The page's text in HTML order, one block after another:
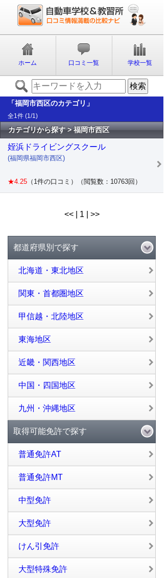
ホーム 口コミ一覧 学校一覧
「福岡市西区のカテゴリ」
全1件 (1/1)
カテゴリから探す > 福岡市西区
姪浜ドライビングスクール
(福岡県福岡市西区)
★4.25 （1件の口コミ）（閲覧数：10763回）
<< | 1 | >>
都道府県別で探す
北海道・東北地区
関東・首都圏地区
甲信越・北陸地区
東海地区
近畿・関西地区
中国・四国地区
九州・沖縄地区
取得可能免許で探す
普通免許AT
普通免許MT
中型免許
大型免許
けん引免許
大型特殊免許